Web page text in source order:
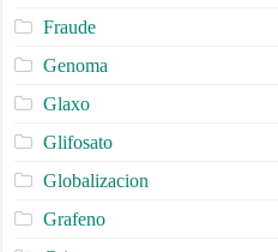
Fraude
Genoma
Glaxo
Glifosato
Globalizacion
Grafeno